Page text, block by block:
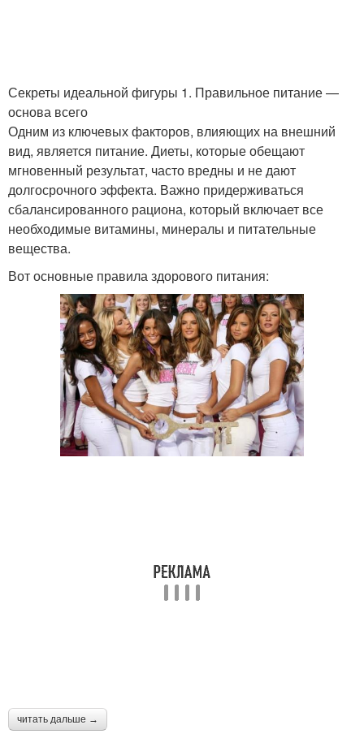
Секреты идеальной фигуры 1. Правильное питание —
основа всего
Одним из ключевых факторов, влияющих на внешний
вид, является питание. Диеты, которые обещают
мгновенный результат, часто вредны и не дают
долгосрочного эффекта. Важно придерживаться
сбалансированного рациона, который включает все
необходимые витамины, минералы и питательные
вещества.
Вот основные правила здорового питания:
читать дальше →